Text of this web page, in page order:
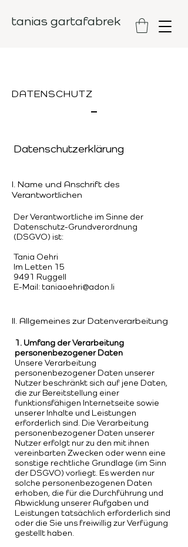
tanias gartafabrek
DATENSCHUTZ
Datenschutzerklärung
I. Name und Anschrift des
Verantwortlichen
Der Verantwortliche im Sinne der
Datenschutz-Grundverordnung
(DSGVO) ist:
Tania Oehri
Im Letten 15
9491 Ruggell
E-Mail: taniaoehri@adon.li
II. Allgemeines zur Datenverarbeitung
1. Umfang der Verarbeitung
personenbezogener Daten
Unsere Verarbeitung
personenbezogener Daten unserer
Nutzer beschränkt sich auf jene Daten,
die zur Bereitstellung einer
funktionsfähigen Internetseite sowie
unserer Inhalte und Leistungen
erforderlich sind. Die Verarbeitung
personenbezogener Daten unserer
Nutzer erfolgt nur zu den mit ihnen
vereinbarten Zwecken oder wenn eine
sonstige rechtliche Grundlage (im Sinn
der DSGVO) vorliegt. Es werden nur
solche personenbezogenen Daten
erhoben, die für die Durchführung und
Abwicklung unserer Aufgaben und
Leistungen tatsächlich erforderlich sind
oder die Sie uns freiwillig zur Verfügung
gestellt haben.